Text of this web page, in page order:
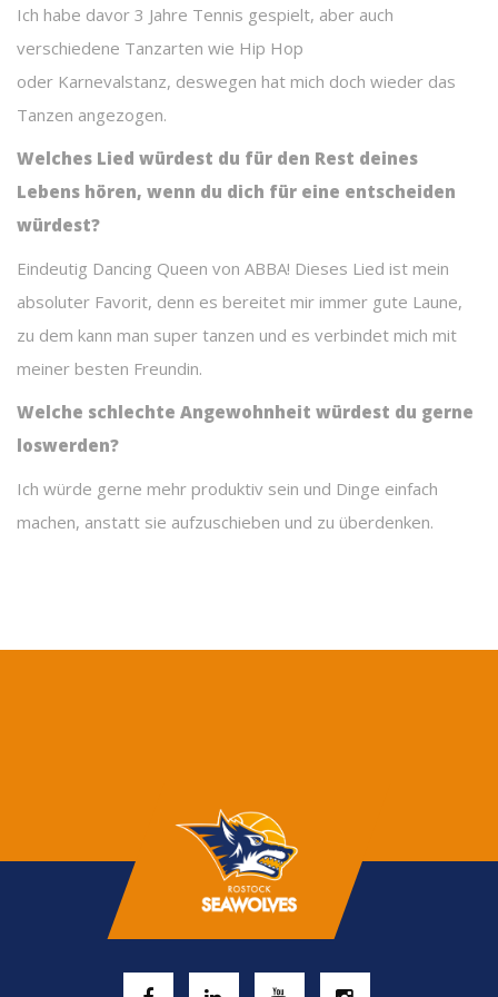
Ich habe davor 3 Jahre Tennis gespielt, aber auch
verschiedene Tanzarten wie Hip Hop
oder Karnevalstanz, deswegen hat mich doch wieder das
Tanzen angezogen.
Welches Lied würdest du für den Rest deines
Lebens hören, wenn du dich für eine entscheiden
würdest?
Eindeutig Dancing Queen von ABBA! Dieses Lied ist mein
absoluter Favorit, denn es bereitet mir immer gute Laune,
zu dem kann man super tanzen und es verbindet mich mit
meiner besten Freundin.
Welche schlechte Angewohnheit würdest du gerne
loswerden?
Ich würde gerne mehr produktiv sein und Dinge einfach
machen, anstatt sie aufzuschieben und zu überdenken.